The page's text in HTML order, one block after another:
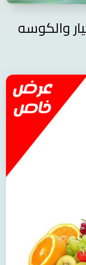
والكوسه